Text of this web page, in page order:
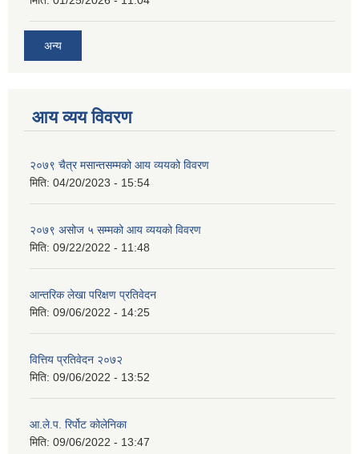
अन्य
आय व्यय विवरण
२०७९ चैत्र मसान्तसम्मको आय व्ययको विवरण
मिति: 04/20/2023 - 15:54
२०७९ असोज ५ सम्मको आय व्ययको विवरण
मिति: 09/22/2022 - 11:48
आन्तरिक लेखा परिक्षण प्रतिवेदन
मिति: 09/06/2022 - 14:25
वित्तिय प्रतिवेदन २०७२
मिति: 09/06/2022 - 13:52
आ.ले.प. रिर्पोट कोलेनिका
मिति: 09/06/2022 - 13:47